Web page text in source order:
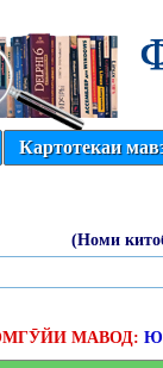
Картотекаи
(Номи
МАВОД: